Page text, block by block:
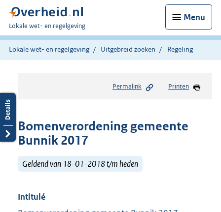
Menu
U
bent
hier:
Lokale wet- en regelgeving
Lokale wet- en regelgeving Uitgebreid zoeken Regeling
Permalink Printen
Bomenverordening gemeente
Bunnik 2017
Geldend van 18-01-2018 t/m heden
Intitulé